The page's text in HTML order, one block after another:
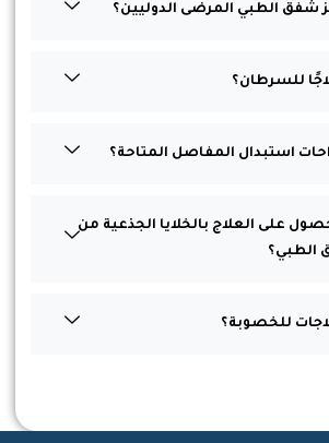
شفق الطبي المرضى الدوليين؟
للسرطان؟
استبدال المفاصل المتاحة؟
على العلاج بالخلايا الجذعية من
الطبي؟
للخصوبة؟